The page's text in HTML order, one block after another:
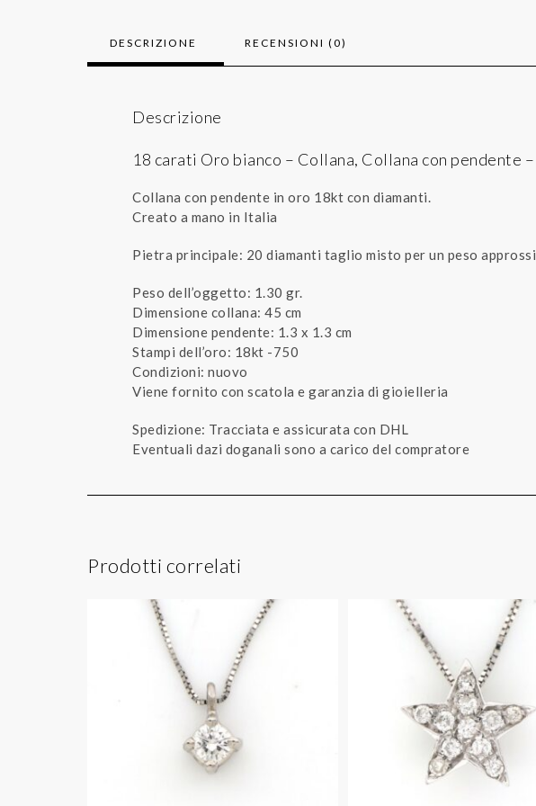
DESCRIZIONE RECENSIONI (0)
Descrizione
18 carati Oro bianco – Collana, Collana con pendente
Collana con pendente in oro 18kt con diamanti.
Creato a mano in Italia
Pietra principale: 20 diamanti taglio misto per un peso
Peso dell’oggetto: 1.30 gr.
Dimensione collana: 45 cm
Dimensione pendente: 1.3 x 1.3 cm
Stampi dell’oro: 18kt -750
Condizioni: nuovo
Viene fornito con scatola e garanzia di gioielleria
Spedizione: Tracciata e assicurata con DHL
Eventuali dazi doganali sono a carico del compratore
Prodotti correlati